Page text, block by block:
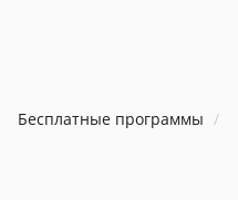
Бесплатные программы